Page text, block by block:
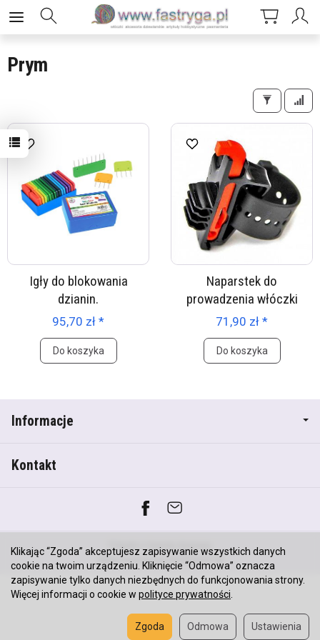
Prym
Igły do blokowania
dzianin.
95,70 zł *
Do koszyka
Naparstek do
prowadzenia włóczki
71,90 zł *
Do koszyka
Informacje
Kontakt
*) brutto +
koszty dostawy
Sklep internetowy SOTESHOP AI
Klikając “Zgoda” akceptujesz zapisywanie wszystkich danych
cookie na twoim urządzeniu. Kliknięcie “Odmowa” oznacza
zapisywanie tylko danych niezbędnych do funkcjonowania strony.
Więcej informacji o cookie w polityce prywatności
Ustawienia
Odmowa
Zgoda